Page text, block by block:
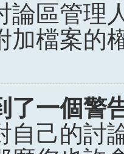
論區管理
加檔案的
了一個警
自己的討